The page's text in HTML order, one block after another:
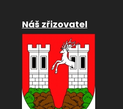
Náš zřizovatel